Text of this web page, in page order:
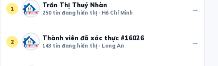
1 Trần Thị Thuý Nhàn
250 tin đang hiển thị · Hồ Chí Minh →
2 Thành viên đã xác thực #16026
143 tin đang hiển thị · Long An →